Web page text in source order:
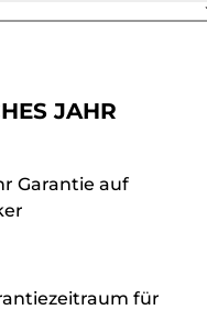
JAHR
Garantie auf
für